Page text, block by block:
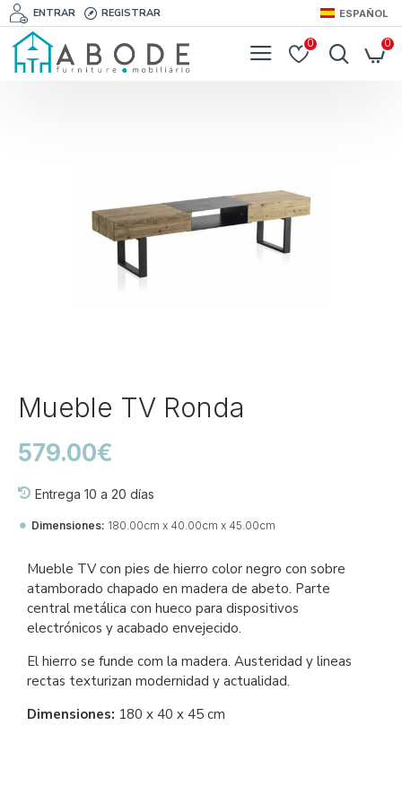
ENTRAR REGISTRAR ESPAÑOL
0 0
Mueble TV Ronda
Entrega 10 a 20 días
Dimensiones: 180.00cm x 40.00cm x 45.00cm
579.00€
Mueble TV con pies de hierro color negro con sobre
atamborado chapado en madera de abeto. Parte
central metálica con hueco para dispositivos
electrónicos y acabado envejecido.
El hierro se funde com la madera. Austeridad y lineas
rectas texturizan modernidad y actualidad.
Dimensiones: 180 x 40 x 45 cm